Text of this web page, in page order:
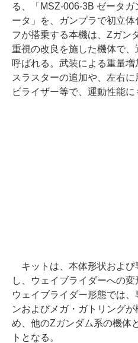
る、「MSZ-006-3B ゼータ
ータ」を、ガンプラで初立
フが搭乗する本機は、Zガン
重視の改良を施した機体で
呼ばれる。武装による重量
スラスターの追加や、左右
ビライザー等で、運動性能に
キットは、本体形状および
し、ウェイブライダーへの変
ウェイブライダー形態では
ンおよびメガ・ガトリング
め、他のZガンダム系の機体
トとなる。